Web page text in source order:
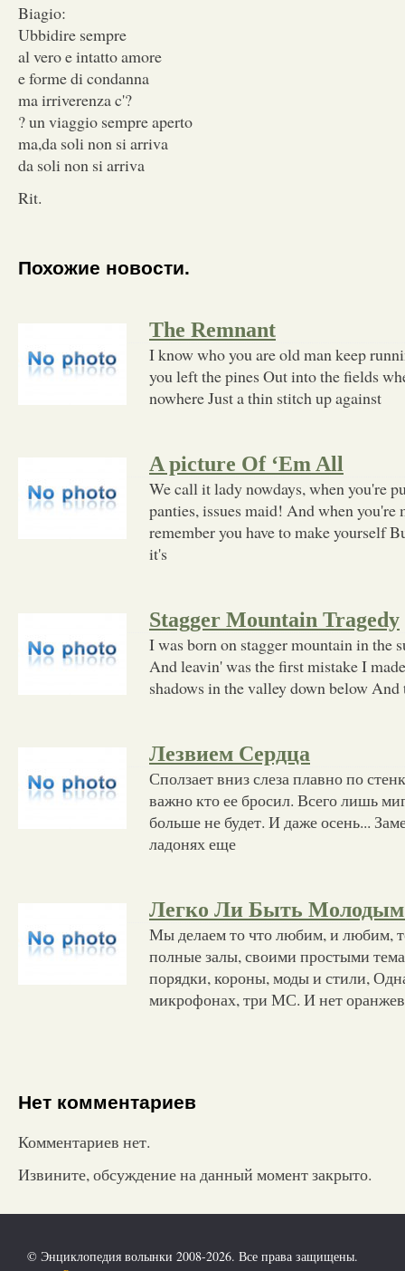
Biagio:
Ubbidire sempre
al vero e intatto amore
e forme di condanna
ma irriverenza c'?
? un viaggio sempre aperto
ma,da soli non si arriva
da soli non si arriva
Rit.
Похожие новости.
The Remnant
I know who you are old man keep
you left the pines Out into the fields
nowhere Just a thin stitch up against
A picture Of ‘Em All
We call it lady nowdays, when you're
panties, issues maid! And when you're
remember you have to make yourself
it's
Stagger Mountain Tragedy
I was born on stagger mountain in the
And leavin' was the first mistake I
shadows in the valley down below And
Лезвием Сердца
Сползает вниз слеза плавно по
важно кто ее бросил. Всего лишь
больше не будет. И даже осень...
ладонях еще
Легко Ли Быть
Мы делаем то что любим, и любим,
полные залы, своими простыми
порядки, короны, моды и стили,
микрофонах, три МС. И нет
Нет комментариев
Комментариев нет.
Извините, обсуждение на данный момент закрыто.
© Энциклопедия волынки 2008-2026. Все права защищены.